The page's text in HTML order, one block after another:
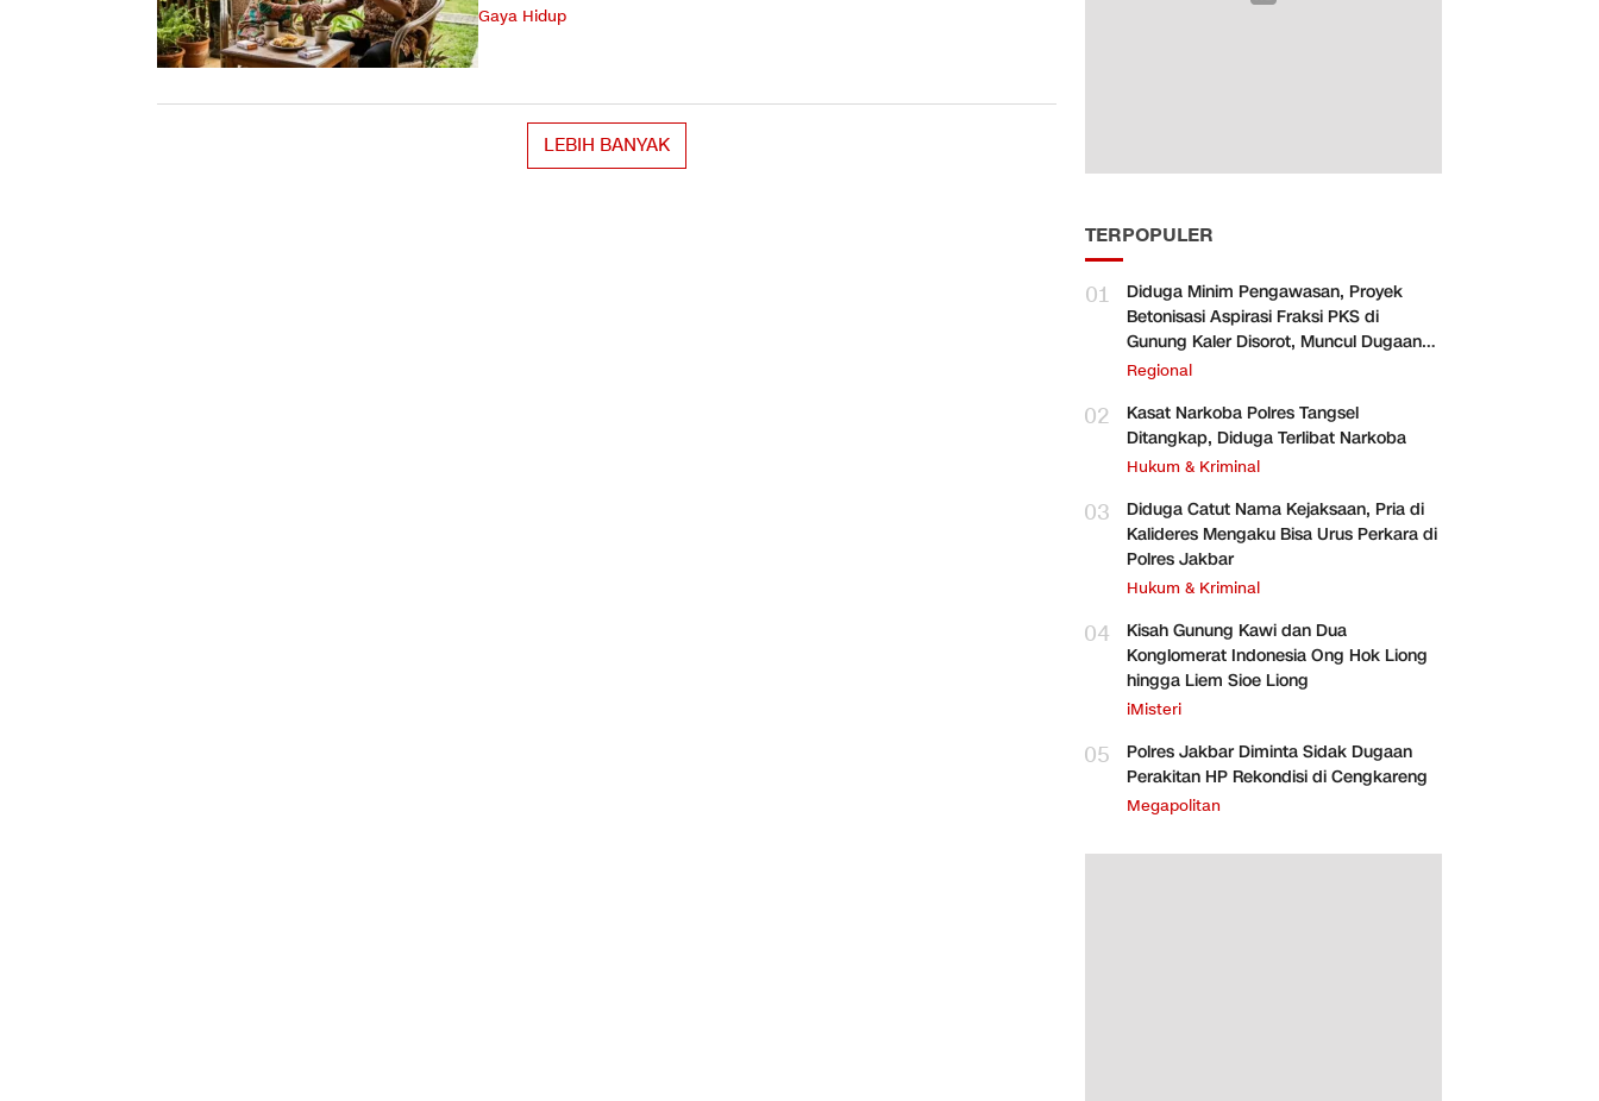
Gaya Hidup
LEBIH BANYAK
TERPOPULER
01
Diduga Minim Pengawasan, Proyek
Betonisasi Aspirasi Fraksi PKS di
Gunung Kaler Disorot, Muncul Dugaan
Pengurangan Volume
Regional
02
Kasat Narkoba Polres Tangsel
Ditangkap, Diduga Terlibat Narkoba
Hukum & Kriminal
03
Diduga Catut Nama Kejaksaan, Pria di
Kalideres Mengaku Bisa Urus Perkara di
Polres Jakbar
Hukum & Kriminal
04
Kisah Gunung Kawi dan Dua
Konglomerat Indonesia Ong Hok Liong
hingga Liem Sioe Liong
iMisteri
05
Polres Jakbar Diminta Sidak Dugaan
Perakitan HP Rekondisi di Cengkareng
Megapolitan